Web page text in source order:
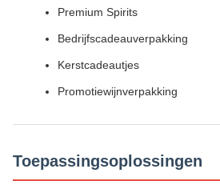
Premium Spirits
Bedrijfscadeauverpakking
Kerstcadeautjes
Promotiewijnverpakking
Toepassingsoplossingen